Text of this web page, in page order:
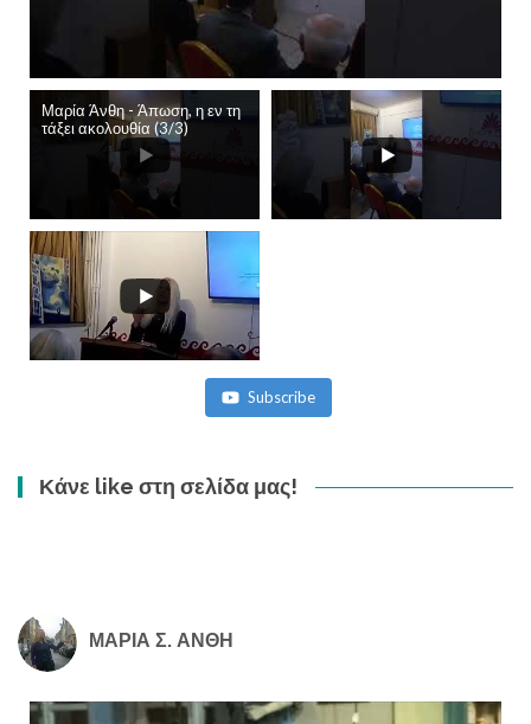
Μαρία Άνθη - Άπωση, η εν τη
τάξει ακολουθία (3/3)
Subscribe
Κάνε like στη σελίδα μας!
ΜΑΡΙΑ Σ. ΑΝΘΗ